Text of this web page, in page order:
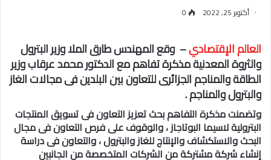
أكتوبر 25, 2022 0
العالم الإقتصادي– وقع المهندس طارق الملا وزير البترول
والثروة المعدنية مذكرة تفاهم مع الدكتور محمد عرقاب وزير
الطاقة والمناجم الجزائرى للتعاون بين البلدين فى مجالات الغاز
والبترول والمناجم .
وتضمنت مذكرة التفاهم بحث تعزيز التعاون فى تسويق المنتجات
البترولية لاسيما البوتاجاز ، والوقوف على فرص التعاون فى مجال
البحث والاستكشاف والإنتاج للغاز والبترول ، والتعاون فى دراسة
إنشاء شركة مشتركة من الشركات المتخصصة من الجانبين